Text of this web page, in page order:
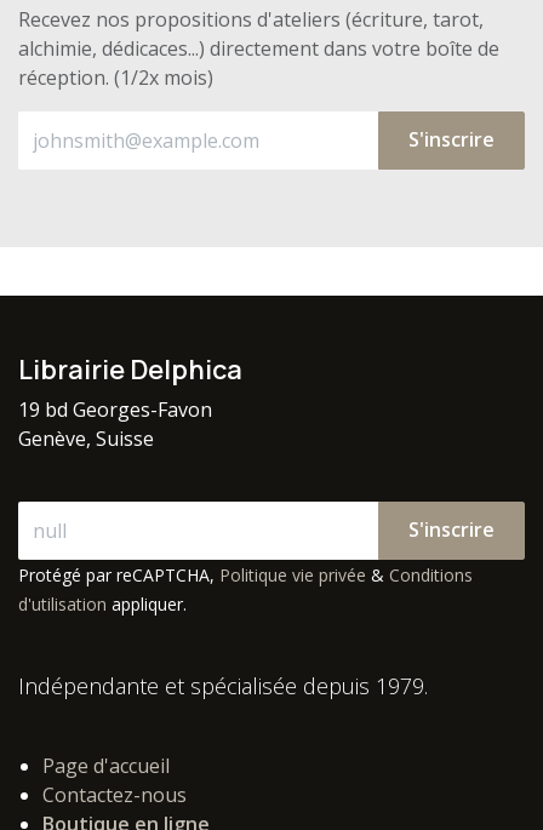
Recevez nos propositions d'ateliers (écriture, tarot,
alchimie, dédicaces...) directement dans votre boîte de
réception. (1/2x mois)
S'inscrire
Librairie Delphica
19 bd Georges-Favon
Genève, Suisse
S'inscrire
Protégé par reCAPTCHA, Politique vie privée & Conditions
d'utilisation appliquer.
Indépendante et spécialisée depuis 1979.
Page d'accueil
Contactez-nous
Boutique en ligne